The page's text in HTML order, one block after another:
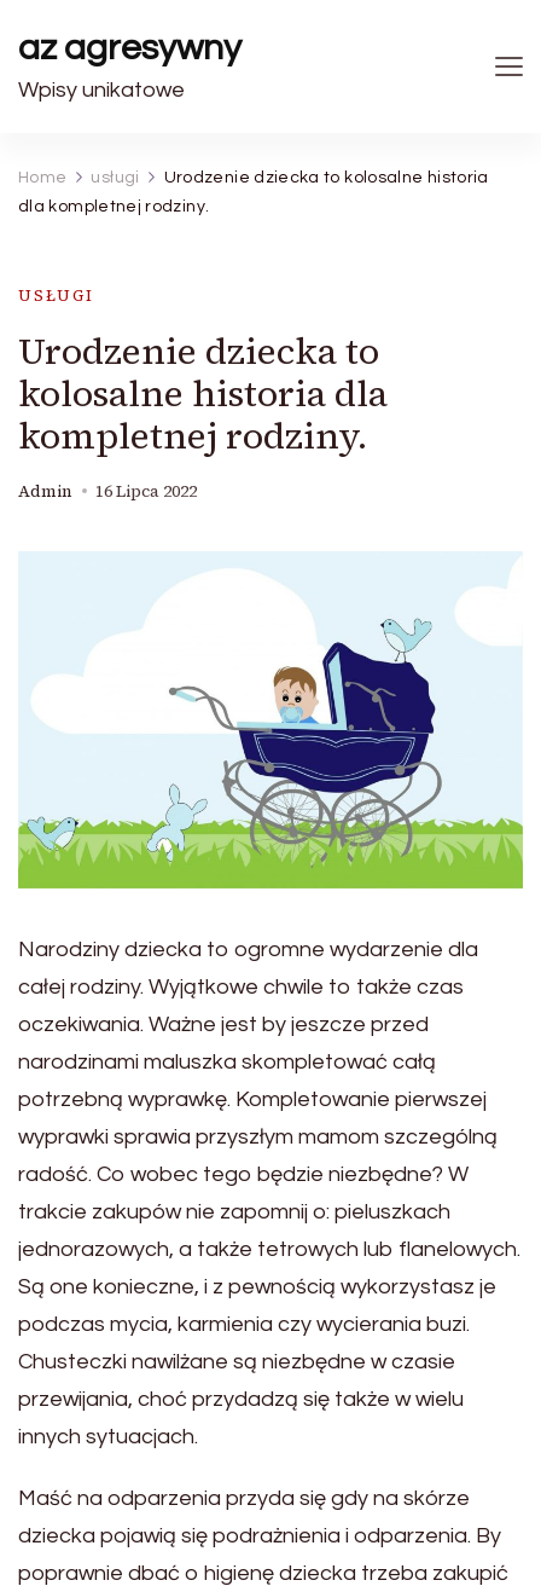
az agresywny
Wpisy unikatowe
Home usługi
Urodzenie dziecka to kolosalne historia
dla kompletnej rodziny.
USŁUGI
Urodzenie dziecka to
kolosalne historia dla
kompletnej rodziny.
Admin 16 Lipca 2022
Narodziny dziecka to ogromne wydarzenie dla
całej rodziny. Wyjątkowe chwile to także czas
oczekiwania. Ważne jest by jeszcze przed
narodzinami maluszka skompletować całą
potrzebną wyprawkę. Kompletowanie pierwszej
wyprawki sprawia przyszłym mamom szczególną
radość. Co wobec tego będzie niezbędne? W
trakcie zakupów nie zapomnij o: pieluszkach
jednorazowych, a także tetrowych lub flanelowych.
Są one konieczne, i z pewnością wykorzystasz je
podczas mycia, karmienia czy wycierania buzi.
Chusteczki nawilżane są niezbędne w czasie
przewijania, choć przydadzą się także w wielu
innych sytuacjach.
Maść na odparzenia przyda się gdy na skórze
dziecka pojawią się podrażnienia i odparzenia. By
poprawnie dbać o higienę dziecka trzeba zakupić